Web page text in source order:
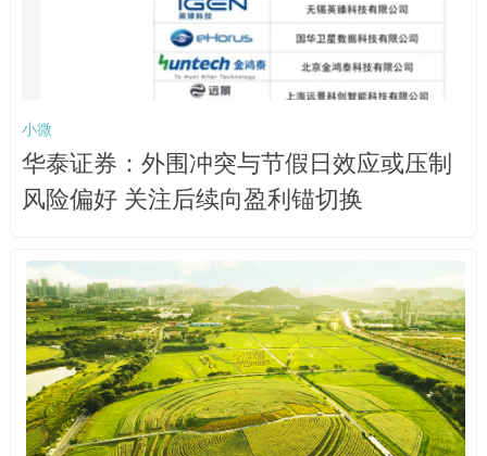
小微
华泰证券：外围冲突与节假日效应或压制
风险偏好 关注后续向盈利锚切换